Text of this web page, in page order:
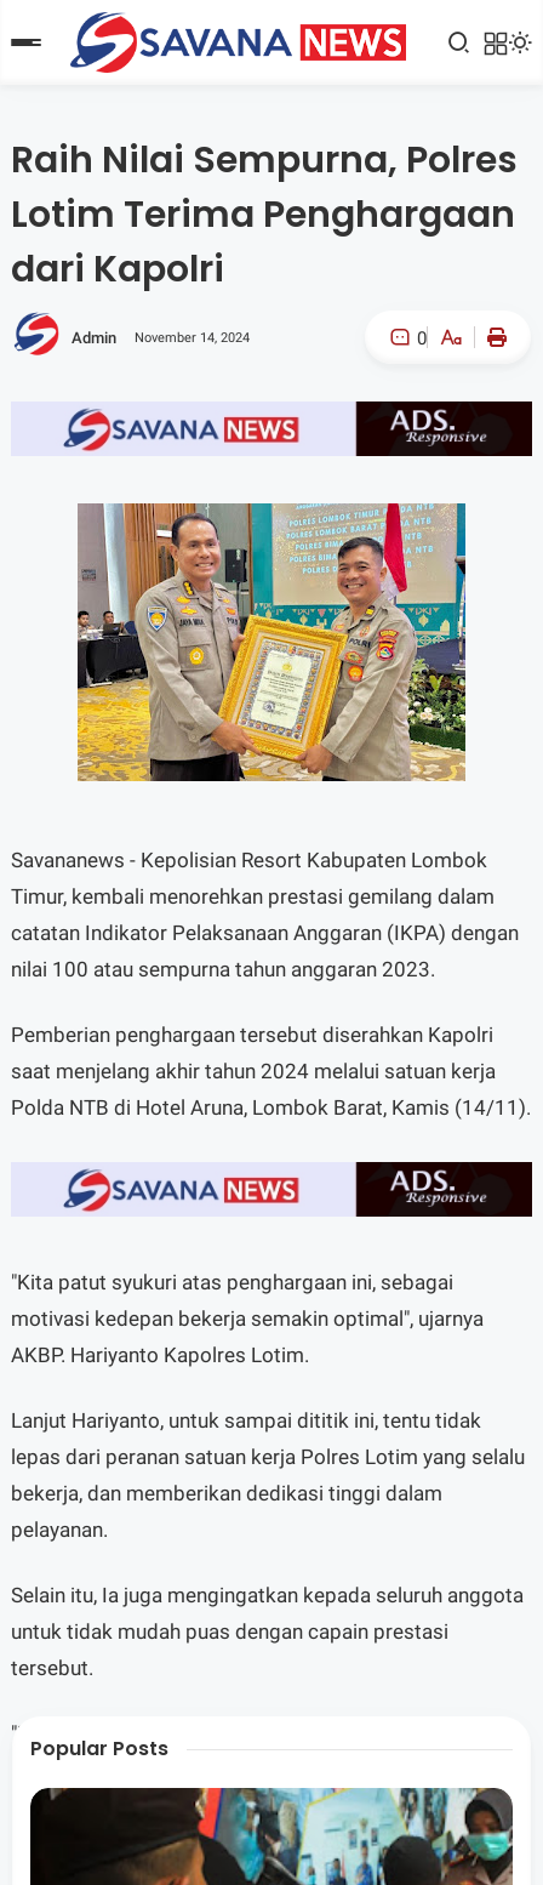
Raih Nilai Sempurna, Polres
Lotim Terima Penghargaan
dari Kapolri
Admin November 14, 2024 0
A- A+
Savananews - Kepolisian Resort Kabupaten Lombok
Timur, kembali menorehkan prestasi gemilang dalam
catatan Indikator Pelaksanaan Anggaran (IKPA) dengan
nilai 100 atau sempurna tahun anggaran 2023.
Pemberian penghargaan tersebut diserahkan Kapolri
saat menjelang akhir tahun 2024 melalui satuan kerja
Polda NTB di Hotel Aruna, Lombok Barat, Kamis (14/11).
"Kita patut syukuri atas penghargaan ini, sebagai
motivasi kedepan bekerja semakin optimal", ujarnya
AKBP. Hariyanto Kapolres Lotim.
Lanjut Hariyanto, untuk sampai dititik ini, tentu tidak
lepas dari peranan satuan kerja Polres Lotim yang selalu
bekerja, dan memberikan dedikasi tinggi dalam
pelayanan.
Selain itu, Ia juga mengingatkan kepada seluruh anggota
untuk tidak mudah puas dengan capain prestasi
tersebut.
"Biasanya mempertahankan prestasi itu lebih sulit",
Kedepan membangun kolaborasi juga penting untuk
melaksanakan program - program Strategis demi
Popular Posts